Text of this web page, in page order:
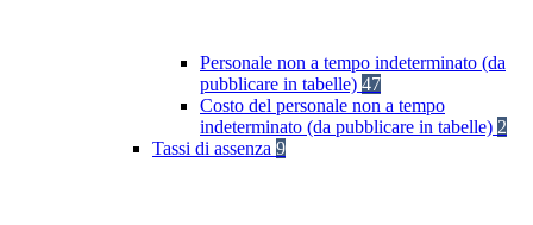
Personale non a tempo indeterminato (da
pubblicare in tabelle) 47
Costo del personale non a tempo
indeterminato (da pubblicare in tabelle) 2
Tassi di assenza 9